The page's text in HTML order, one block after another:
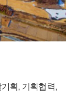
획, 기획협력,